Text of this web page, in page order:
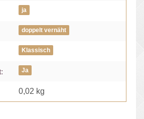
ja
doppelt vernäht
Klassisch
Ja
0,02 kg